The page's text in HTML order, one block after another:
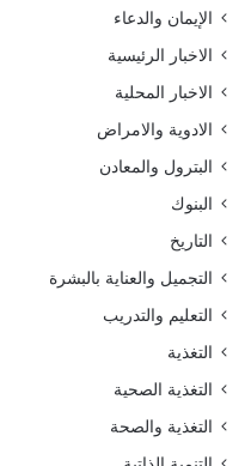
الإيمان والدعاء
الاخبار الرئيسية
الاخبار المحلية
الادوية والامراض
البترول والمعادن
البنوك
التاريخ
التجميل والعناية بالبشرة
التعليم والتدريب
التغذية
التغذية الصحية
التغذية والصحة